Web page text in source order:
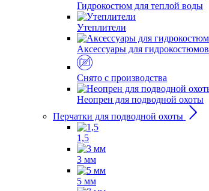
Гидрокостюм для теплой воды
Утеплители
Аксессуары для гидрокостюмов
Снято с производства
Неопрен для подводной охоты
Перчатки для подводной охоты
1,5
3 мм
5 мм